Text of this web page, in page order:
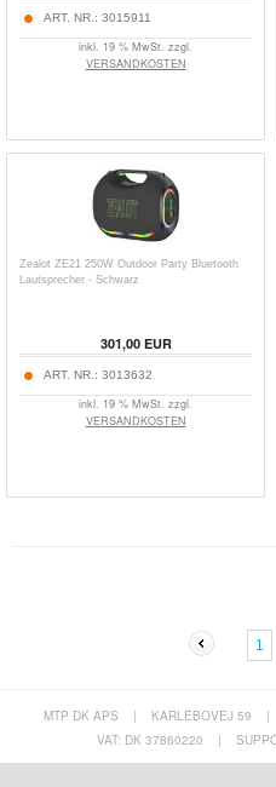
ART. NR.: 3015911
inkl. 19 % MwSt. zzgl.
VERSANDKOSTEN
Zealot ZE21 250W Outdoor Party Bluetooth
Lautsprecher - Schwarz
301,00EUR
ART. NR.: 3013632
inkl. 19 % MwSt. zzgl.
VERSANDKOSTEN
1
MTP DK APS | KARLEBOVEJ 59 |
VAT: DK 37860220
|